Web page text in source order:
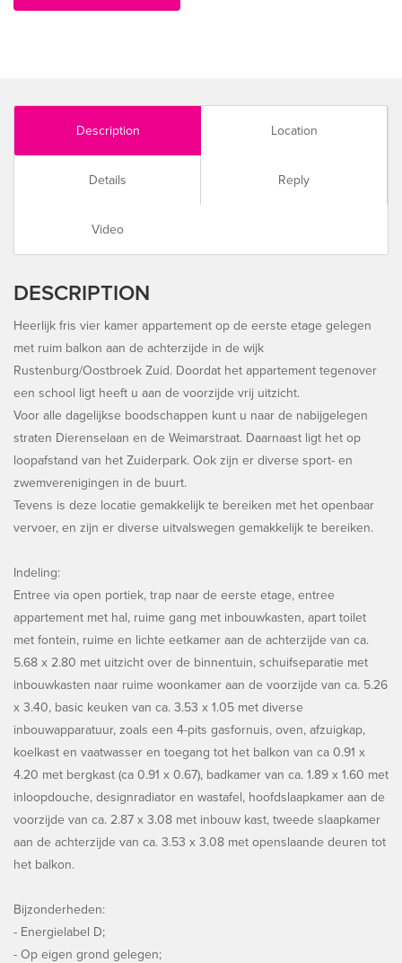
Description Location
Details Reply
Video
DESCRIPTION
Heerlijk fris vier kamer appartement op de eerste etage gelegen
met ruim balkon aan de achterzijde in de wijk
Rustenburg/Oostbroek Zuid. Doordat het appartement tegenover
een school ligt heeft u aan de voorzijde vrij uitzicht.
Voor alle dagelijkse boodschappen kunt u naar de nabijgelegen
straten Dierenselaan en de Weimarstraat. Daarnaast ligt het op
loopafstand van het Zuiderpark. Ook zijn er diverse sport- en
zwemverenigingen in de buurt.
Tevens is deze locatie gemakkelijk te bereiken met het openbaar
vervoer, en zijn er diverse uitvalswegen gemakkelijk te bereiken.
Indeling:
Entree via open portiek, trap naar de eerste etage, entree
appartement met hal, ruime gang met inbouwkasten, apart toilet
met fontein, ruime en lichte eetkamer aan de achterzijde van ca.
5.68 x 2.80 met uitzicht over de binnentuin, schuifseparatie met
inbouwkasten naar ruime woonkamer aan de voorzijde van ca. 5.26
x 3.40, basic keuken van ca. 3.53 x 1.05 met diverse
inbouwapparatuur, zoals een 4-pits gasfornuis, oven, afzuigkap,
koelkast en vaatwasser en toegang tot het balkon van ca 0.91 x
4.20 met bergkast (ca 0.91 x 0.67), badkamer van ca. 1.89 x 1.60 met
inloopdouche, designradiator en wastafel, hoofdslaapkamer aan de
voorzijde van ca. 2.87 x 3.08 met inbouw kast, tweede slaapkamer
aan de achterzijde van ca. 3.53 x 3.08 met openslaande deuren tot
het balkon.
Bijzonderheden:
- Energielabel D;
- Op eigen grond gelegen;